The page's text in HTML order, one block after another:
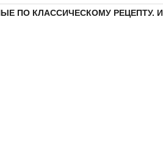
ПО КЛАССИЧЕСКОМУ РЕЦЕПТУ.